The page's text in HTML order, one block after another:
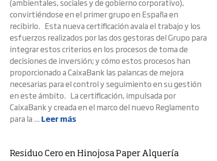
(ambientales, sociales y de gobierno corporativo),
convirtiéndose en el primer grupo en España en
recibirlo. Esta nueva certificación avala el trabajo y los
esfuerzos realizados por las dos gestoras del Grupo para
integrar estos criterios en los procesos de toma de
decisiones de inversión; y cómo estos procesos han
proporcionado a CaixaBank las palancas de mejora
necesarias para el control y seguimiento en su gestión
en este ámbito. La certificación, impulsada por
CaixaBank y creada en el marco del nuevo Reglamento
para la ... Leer más
Residuo Cero en Hinojosa Paper Alquería